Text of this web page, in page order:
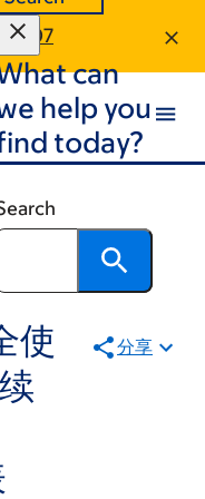
0807
can
help you
today?
使
分享